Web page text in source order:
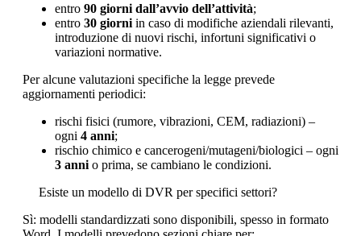
entro 90 giorni dall’avvio dell’attività;
entro 30 giorni in caso di modifiche aziendali rilevanti,
introduzione di nuovi rischi, infortuni significativi o
variazioni normative.
Per alcune valutazioni specifiche la legge prevede
aggiornamenti periodici:
rischi fisici (rumore, vibrazioni, CEM, radiazioni) –
ogni 4 anni;
rischio chimico e cancerogeni/mutageni/biologici – ogni
3 anni o prima, se cambiano le condizioni.
Esiste un modello di DVR per specifici settori?
Sì: modelli standardizzati sono disponibili, spesso in formato